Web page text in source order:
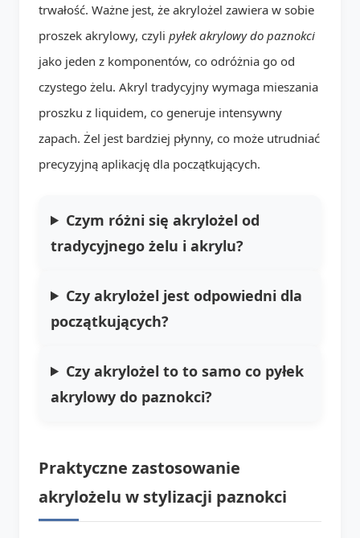
trwałość. Ważne jest, że akrylożel zawiera w sobie
proszek akrylowy, czyli pyłek akrylowy do paznokci
jako jeden z komponentów, co odróżnia go od
czystego żelu. Akryl tradycyjny wymaga mieszania
proszku z liquidem, co generuje intensywny
zapach. Żel jest bardziej płynny, co może utrudniać
precyzyjną aplikację dla początkujących.
Czym różni się akrylożel od
tradycyjnego żelu i akrylu?
Czy akrylożel jest odpowiedni dla
początkujących?
Czy akrylożel to to samo co pyłek
akrylowy do paznokci?
Praktyczne zastosowanie
akrylożelu w stylizacji paznokci